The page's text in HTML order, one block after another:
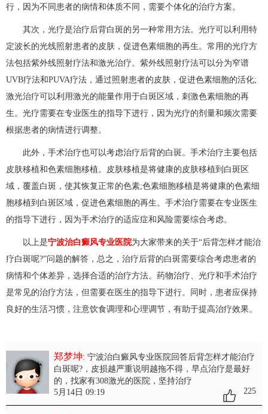
行，因为不同患者的病情和体质不同，需要个体化的治疗方案。
其次，光疗是治疗后背白斑的另一种常用方法。光疗可以利用特
定波长的光线照射患者的皮肤，促进色素细胞的再生。常用的光疗方
法包括紫外线照射疗法和激光治疗。紫外线照射疗法可以分为窄谱
UVB疗法和PUVA疗法，通过照射患者的皮肤，促进色素细胞的活化;
激光治疗可以利用激光的能量作用于白斑区域，刺激色素细胞的再
生。光疗需要在专业医生的指导下进行，因为光疗的剂量和频次需要
根据患者的病情进行调整。
此外，手术治疗也可以考虑治疗后背的白斑。手术治疗主要包括
皮肤移植和色素细胞移植。皮肤移植是将健康的皮肤移植到白斑区
域，覆盖白斑，使其恢复正常的色素;色素细胞移植是将健康的色素细
胞移植到白斑区域，促进色素细胞的再生。手术治疗需要在专业医生
的指导下进行，因为手术治疗的适应症和风险需要综合考虑。
以上是宁波治白癜风专业医院为大家带来的关于“后背怎样才能治
疗白斑呢?”问题的解答，总之，治疗后背的白斑需要综合考虑患者的
病情和个体差异，选择合适的治疗方法。药物治疗、光疗和手术治疗
是常见的治疗方法，但需要在医生的指导下进行。同时，患者应保持
良好的生活习惯，注意饮食调理和心理调节，有助于提高治疗效果。
郑梦坤: 宁波治白癜风专业医院回答后背怎样才能治疗
白斑呢? ，皮损越严重说明越拖不得，早点治疗是最好
的，找家有308激光的医院，坚持治疗
5月14日 09:19
225